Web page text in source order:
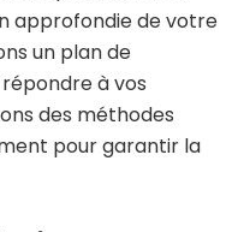
approfondie de votre
un plan de
à vos
des méthodes
pour garantir la